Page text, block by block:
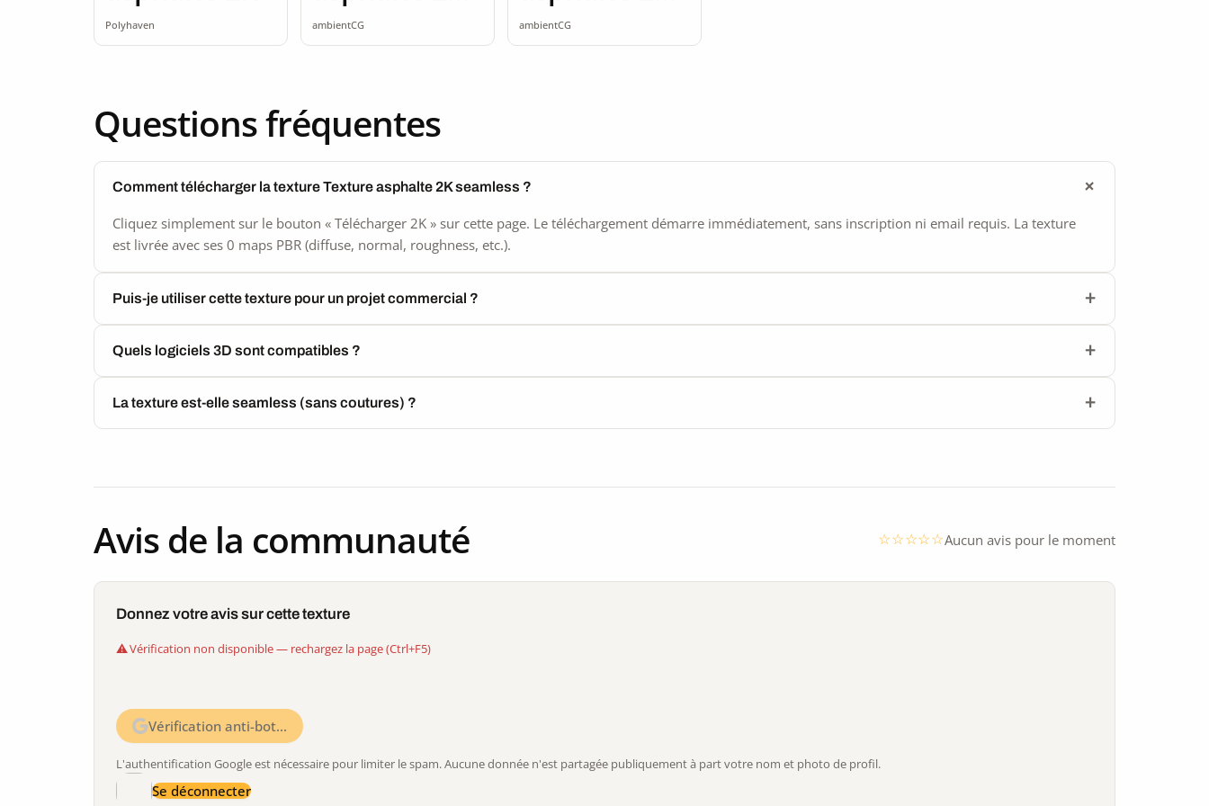
Polyhaven
seamless
ambientCG
seamless
ambientCG
Questions fréquentes
Comment télécharger la texture Texture asphalte 2K seamless ?
Cliquez simplement sur le bouton « Télécharger 2K » sur cette page. Le téléchargement démarre immédiatement, sans inscription ni email requis. La texture
est livrée avec ses 0 maps PBR (diffuse, normal, roughness, etc.).
Puis-je utiliser cette texture pour un projet commercial ?
Quels logiciels 3D sont compatibles ?
La texture est-elle seamless (sans coutures) ?
Avis de la communauté Aucun avis pour le moment
Donnez votre avis sur cette texture
Vérification non disponible — rechargez la page (Ctrl+F5)
Vérification anti-bot…
L'authentification Google est nécessaire pour limiter le spam. Aucune donnée n'est partagée publiquement à part votre nom et photo de profil.
Se déconnecter